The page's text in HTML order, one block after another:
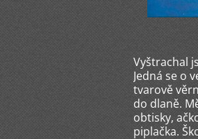
Vyštrachal
Jedná se o
tvarově
do dlaně.
obtisky,
piplačka.